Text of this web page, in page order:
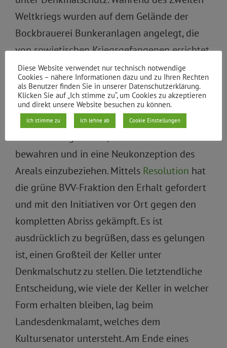
Weltkriegs wurden auf dem Gelände der
Bockbrauerei Bunkeranlagen angelegt, die
von sowjetischen Kriegsgefangenen errichtet
und durch die Nazis für Zwangsarbeit genutzt
wurden.
Landesdenkmalamt genehmigt Teilabriss
Umso wichtiger ist es, diese als Gedenkort zu
bewahren und in eine Neukonzeption des
Areals einzubeziehen. Mittels Resolution hat
die grüne BVV-Fraktion den Erhalt gefordert
und mit den Initiativen vor Ort gegen den
kompletten Abriss gekämpft. Es ist
ausdrücklich zu begrüßen, dass es gelungen
ist, einen Großteil der Keller unter
Denkmalschutz zu stellen. Die letztendliche
Entscheidung, wie viele der Keller in welcher
Form erhalten bleiben, lag beim
Landesdenkmalamt, welches dem
Kultursenator untersteht. Am Ende eines
Diese Website verwendet nur technisch notwendige
Cookies – nähere Informationen dazu und zu Ihren Rechten
als Benutzer finden Sie in unserer Datenschutzerklärung.
Klicken Sie auf „Ich stimme zu“, um Cookies zu akzeptieren
und direkt unsere Website besuchen zu können.
Ich stimme zu Ich lehne ab Cookie Einstellungen